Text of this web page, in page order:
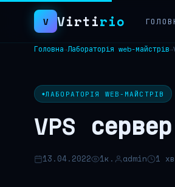
V Virtirio
Головна→Лабораторія web-майстрів→
ЛАБОРАТОРІЯ WEB-МАЙСТРІВ
VPS
13.04.2022 1к. admin 1